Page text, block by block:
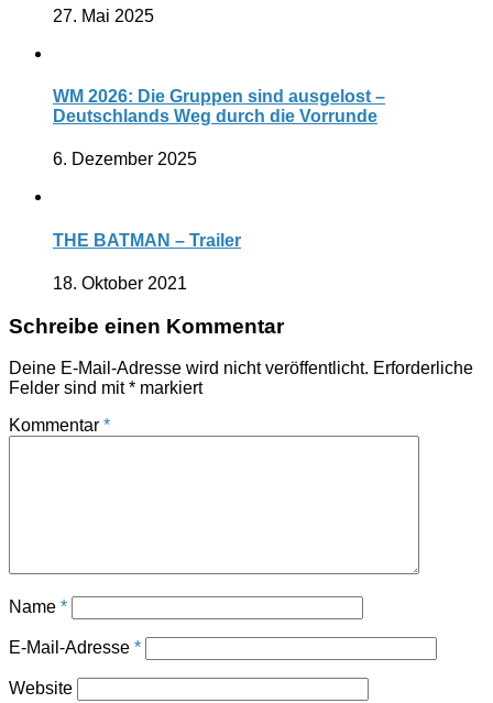
27. Mai 2025
WM 2026: Die Gruppen sind ausgelost –
Deutschlands Weg durch die Vorrunde
6. Dezember 2025
THE BATMAN – Trailer
18. Oktober 2021
Schreibe einen Kommentar
Deine E-Mail-Adresse wird nicht veröffentlicht. Erforderliche
Felder sind mit* markiert
Kommentar *
Name *
E-Mail-Adresse *
Website